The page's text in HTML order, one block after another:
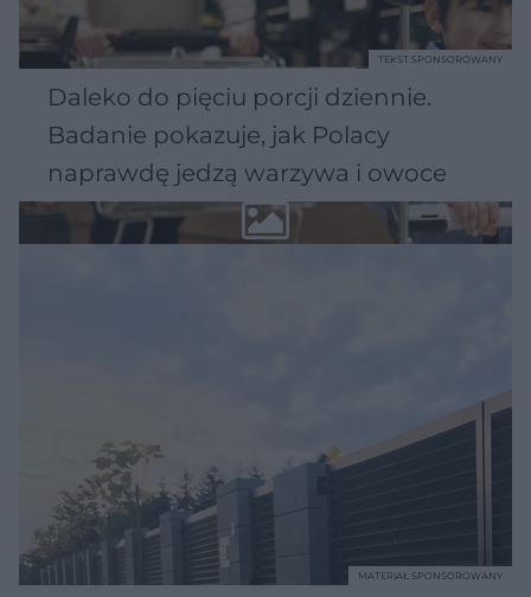
Daleko do pięciu porcji dziennie.
Badanie pokazuje, jak Polacy
naprawdę jedzą warzywa i owoce
TEKST SPONSOROWANY
MATERIAŁ SPONSOROWANY